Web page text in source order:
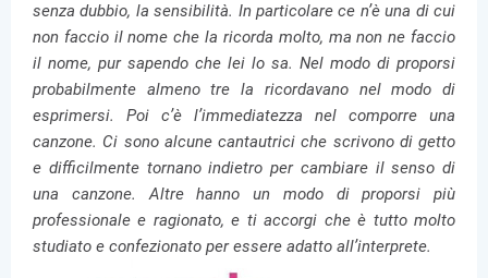
senza dubbio, la sensibilità. In particolare ce n’è una di cui
non faccio il nome che la ricorda molto, ma non ne faccio
il nome, pur sapendo che lei lo sa. Nel modo di proporsi
probabilmente almeno tre la ricordavano nel modo di
esprimersi. Poi c’è l’immediatezza nel comporre una
canzone. Ci sono alcune cantautrici che scrivono di getto
e difficilmente tornano indietro per cambiare il senso di
una canzone. Altre hanno un modo di proporsi più
professionale e ragionato, e ti accorgi che è tutto molto
studiato e confezionato per essere adatto all’interprete.